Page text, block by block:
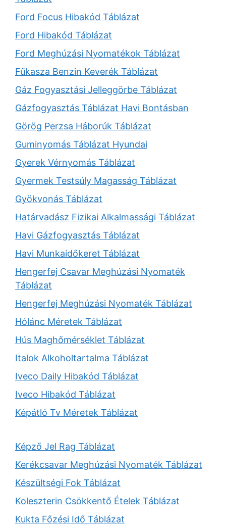
Ford Focus Hibakód Táblázat
Ford Hibakód Táblázat
Ford Meghúzási Nyomatékok Táblázat
Fűkasza Benzin Keverék Táblázat
Gáz Fogyasztási Jelleggörbe Táblázat
Gázfogyasztás Táblázat Havi Bontásban
Görög Perzsa Háborúk Táblázat
Guminyomás Táblázat Hyundai
Gyerek Vérnyomás Táblázat
Gyermek Testsúly Magasság Táblázat
Gyökvonás Táblázat
Határvadász Fizikai Alkalmassági Táblázat
Havi Gázfogyasztás Táblázat
Havi Munkaidőkeret Táblázat
Hengerfej Csavar Meghúzási Nyomaték
Táblázat
Hengerfej Meghúzási Nyomaték Táblázat
Hólánc Méretek Táblázat
Hús Maghőmérséklet Táblázat
Italok Alkoholtartalma Táblázat
Iveco Daily Hibakód Táblázat
Iveco Hibakód Táblázat
Képátló Tv Méretek Táblázat
Képző Jel Rag Táblázat
Kerékcsavar Meghúzási Nyomaték Táblázat
Készültségi Fok Táblázat
Koleszterin Csökkentő Ételek Táblázat
Kukta Főzési Idő Táblázat